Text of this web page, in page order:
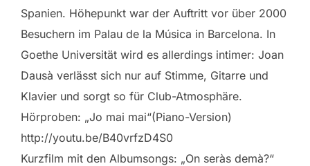
Spanien. Höhepunkt war der Auftritt vor über 2000
Besuchern im Palau de la Música in Barcelona. In
Goethe Universität wird es allerdings intimer: Joan
Dausà verlässt sich nur auf Stimme, Gitarre und
Klavier und sorgt so für Club-Atmosphäre.
Hörproben: „Jo mai mai“(Piano-Version)
http://youtu.be/B40vrfzD4S0
Kurzfilm mit den Albumsongs: „On seràs demà?“